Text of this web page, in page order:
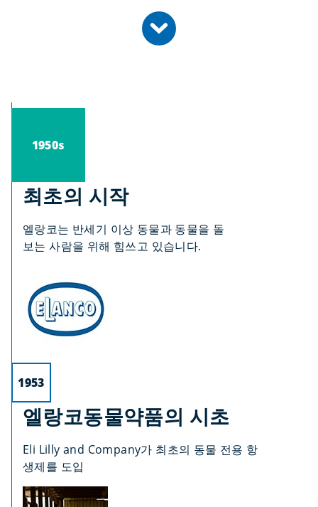
1950s
최초의 시작
엘랑코는 반세기 이상 동물과 동물을 돌
보는 사람을 위해 힘쓰고 있습니다.
1953
엘랑코동물약품의 시초
Eli Lilly and Company가 최초의 동물 전용 항
생제를 도입